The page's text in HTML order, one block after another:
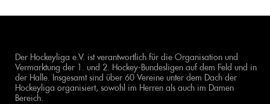
Der Hockeyliga e.V. ist verantwortlich für die Organisation und
Vermarktung der 1. und 2. Hockey-Bundesligen auf dem Feld und in
der Halle. Insgesamt sind über 60 Vereine unter dem Dach der
Hockeyliga organisiert, sowohl im Herren als auch im Damen
Bereich.